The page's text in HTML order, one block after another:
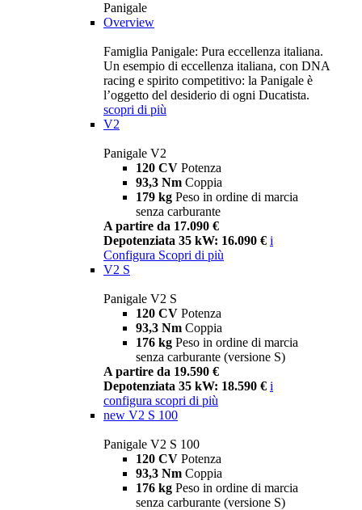
Panigale
Overview
Famiglia Panigale: Pura eccellenza italiana.
Un esempio di eccellenza italiana, con DNA
racing e spirito competitivo: la Panigale è
l’oggetto del desiderio di ogni Ducatista.
scopri di più
V2
Panigale V2
120 CV Potenza
93,3 Nm Coppia
179 kg Peso in ordine di marcia
senza carburante
A partire da 17.090 €
Depotenziata 35 kW: 16.090 € i
Configura Scopri di più
V2 S
Panigale V2 S
120 CV Potenza
93,3 Nm Coppia
176 kg Peso in ordine di marcia
senza carburante (versione S)
A partire da 19.590 €
Depotenziata 35 kW: 18.590 € i
configura scopri di più
new V2 S 100
Panigale V2 S 100
120 CV Potenza
93,3 Nm Coppia
176 kg Peso in ordine di marcia
senza carburante (versione S)